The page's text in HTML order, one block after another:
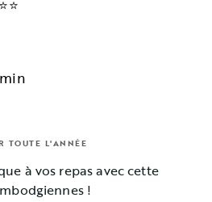
TOUTE L'ANNÉE
à vos repas avec cette
!